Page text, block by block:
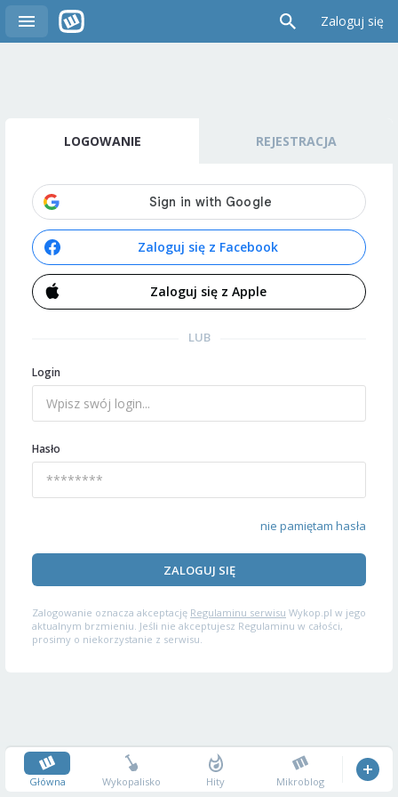
Zaloguj się
LOGOWANIE REJESTRACJA
Zaloguj się z Facebook
Zaloguj się z Apple
LUB
Login
Hasło
nie pamiętam hasła
ZALOGUJ SIĘ
Zalogowanie oznacza akceptację Regulaminu serwisu Wykop.pl w jego
aktualnym brzmieniu. Jeśli nie akceptujesz Regulaminu w całości,
prosimy o niekorzystanie z serwisu.
Główna Wykopalisko Hity Mikroblog